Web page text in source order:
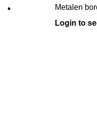
Metalen
Login to